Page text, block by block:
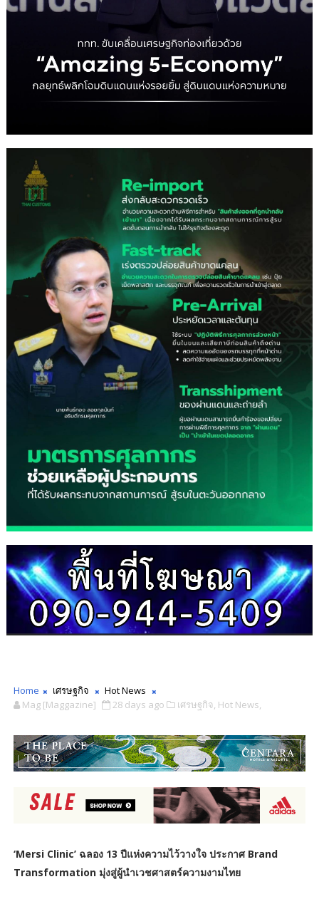
Home เศรษฐกิจ
Hot News
Mag [Maggazine]
28 days ago เศรษฐกิจ, Hot News,
‘Mersi Clinic’ ฉลอง 13 ปีแห่งความไว้วางใจ ประกาศ Brand
Transformation มุ่งสู่ผู้นำเวชศาสตร์ความงามไทย